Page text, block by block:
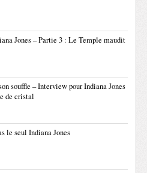
Jones – Partie 3 : Le Temple maudit
souffle – Interview pour Indiana Jones
de cristal
le seul Indiana Jones